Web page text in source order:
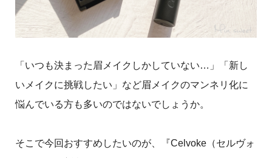
「いつも決まった眉メイクしかしていない…」「新し
いメイクに挑戦したい」など眉メイクのマンネリ化に
悩んでいる方も多いのではないでしょうか。
そこで今回おすすめしたいのが、『Celvoke（セルヴォ